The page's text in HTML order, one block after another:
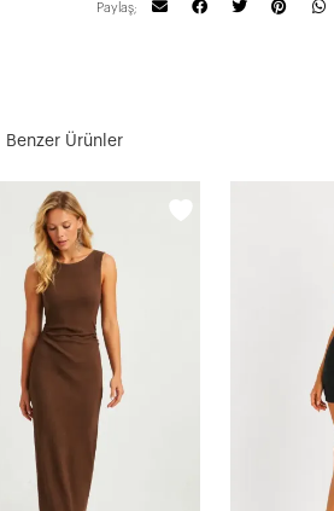
Paylaş;
Benzer Ürünler